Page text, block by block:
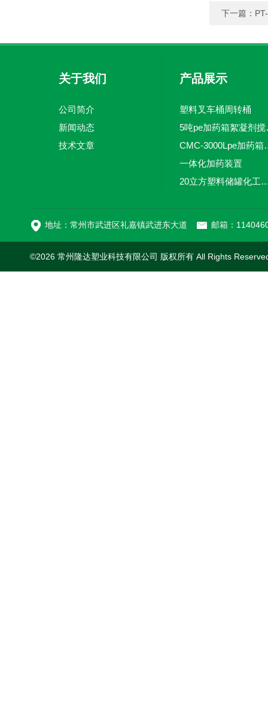
下一篇：
关于我们
公司简介
新闻动态
技术文章
产品展示
塑料叉车桶周转桶
5吨pe
CMC-
一体化加药装置
20立方塑料储罐化工储
地址：常州市武进区礼嘉镇武进东大道 邮箱：
©2026 常州隆达塑业科技有限公司 版权所有 All Rights